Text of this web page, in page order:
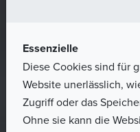
Essenzielle
Diese Cookies sind für
Website unerlässlich,
Zugriff oder das
Ohne sie kann die